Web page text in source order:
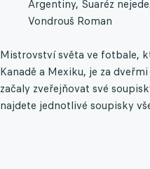
Argentiny, Suaréz
Vondrouš Roman
Mistrovství světa ve fotbale,
Kanadě a Mexiku, je za
začaly zveřejňovat své
najdete jednotlivé soupisky